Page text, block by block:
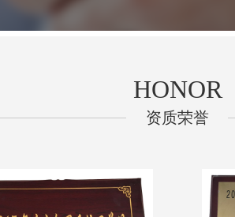
HONOR
资质荣誉